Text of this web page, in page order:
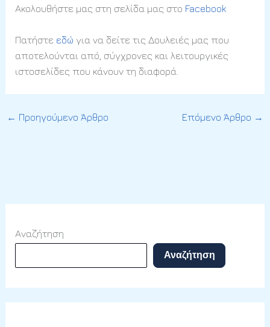
Ακολουθήστε μας στη σελίδα μας στο Facebook
Πατήστε εδώ για να δείτε τις Δουλειές μας που
αποτελούνται από, σύγχρονες και λειτουργικές
ιστοσελίδες που κάνουν τη διαφορά.
← Προηγούμενο Άρθρο Επόμενο Άρθρο →
Αναζήτηση
Αναζήτηση